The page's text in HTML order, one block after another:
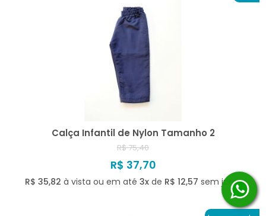
Calça Infantil de Nylon Tamanho 2
R$ 75,40
R$ 37,70
R$ 35,82 à vista ou em até 3x de R$ 12,57 sem juros